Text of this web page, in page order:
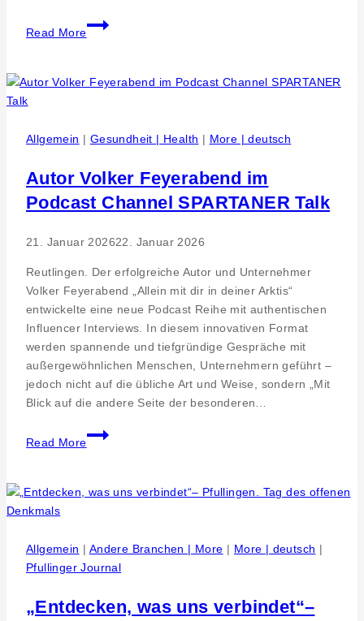
Read More
“Fünfte
Jahreszeit“
naht:
mit
Allgemein | Gesundheit | Health | More | deutsch
Autor Volker Feyerabend im
Podcast Channel SPARTANER Talk
21. Januar 202622. Januar 2026
Reutlingen. Der erfolgreiche Autor und Unternehmer
Volker Feyerabend „Allein mit dir in deiner Arktis“
entwickelte eine neue Podcast Reihe mit authentischen
Influencer Interviews. In diesem innovativen Format
werden spannende und tiefgründige Gespräche mit
außergewöhnlichen Menschen, Unternehmern geführt –
jedoch nicht auf die übliche Art und Weise, sondern „Mit
Blick auf die andere Seite der besonderen…
Read More
Autor
Volker
im
SPARTANER
Allgemein | Andere Branchen | More | More | deutsch |
Pfullinger Journal
„Entdecken, was uns verbindet“–